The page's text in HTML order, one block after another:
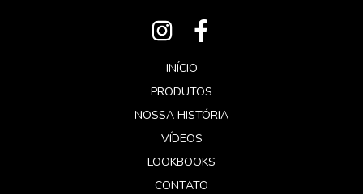
INÍCIO
PRODUTOS
NOSSA HISTÓRIA
VÍDEOS
LOOKBOOKS
CONTATO